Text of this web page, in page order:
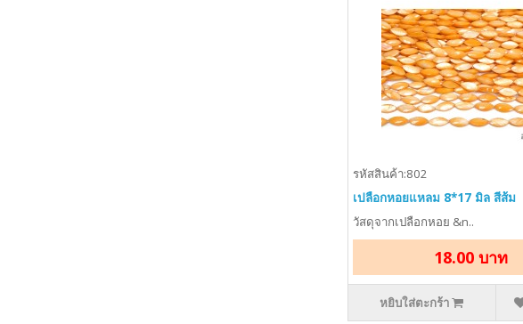
รหัสสินค้า:802
เปลือกหอยแหลม 8*17 มิล สีส้ม
วัสดุจากเปลือกหอย &n..
18.00 บาท
หยิบใส่ตะกร้า